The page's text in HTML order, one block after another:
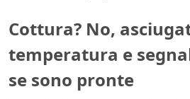
Cottura? No,
temperatura e
se sono pronte